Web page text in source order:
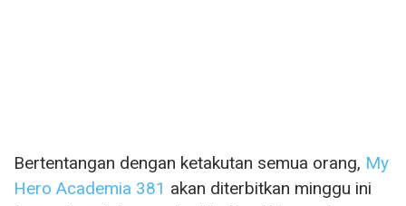
Bertentangan dengan ketakutan semua orang, My
Hero Academia 381 akan diterbitkan minggu ini